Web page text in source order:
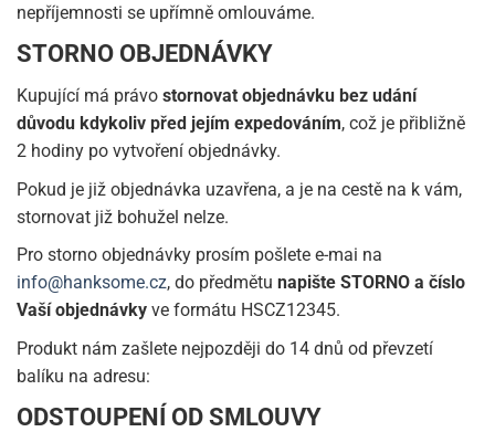
nepříjemnosti se upřímně omlouváme.
STORNO OBJEDNÁVKY
Kupující má právo stornovat objednávku bez udání
důvodu kdykoliv před jejím expedováním, což je přibližně
2 hodiny po vytvoření objednávky.
Pokud je již objednávka uzavřena, a je na cestě na k vám,
stornovat již bohužel nelze.
Pro storno objednávky prosím pošlete e-mai na
info@hanksome.cz, do předmětu napište STORNO a číslo
Vaší objednávky ve formátu HSCZ12345.
Produkt nám zašlete nejpozději do 14 dnů od převzetí
balíku na adresu:
ODSTOUPENÍ OD SMLOUVY